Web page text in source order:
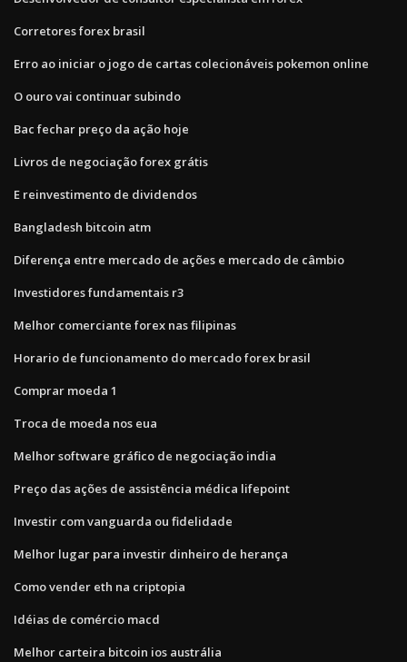
Corretores forex brasil
Erro ao iniciar o jogo de cartas colecionáveis ​​pokemon online
O ouro vai continuar subindo
Bac fechar preço da ação hoje
Livros de negociação forex grátis
E reinvestimento de dividendos
Bangladesh bitcoin atm
Diferença entre mercado de ações e mercado de câmbio
Investidores fundamentais r3
Melhor comerciante forex nas filipinas
Horario de funcionamento do mercado forex brasil
Comprar moeda 1
Troca de moeda nos eua
Melhor software gráfico de negociação india
Preço das ações de assistência médica lifepoint
Investir com vanguarda ou fidelidade
Melhor lugar para investir dinheiro de herança
Como vender eth na criptopia
Idéias de comércio macd
Melhor carteira bitcoin ios austrália